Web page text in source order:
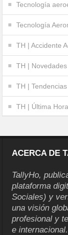
Tecnología
Tecnología
TH | Accidente
TH | Novedades
TH | Tendencias
TH | Última Hora
ACERCA DE
TallyHo,
plataforma
Sociales) y
una visión
profesional y
e